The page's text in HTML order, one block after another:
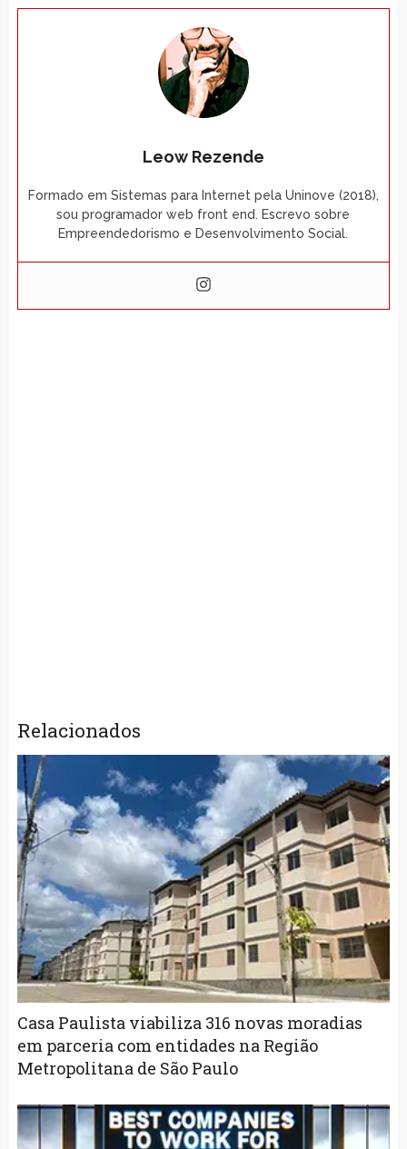
Leow Rezende
Formado em Sistemas para Internet pela Uninove (2018),
sou programador web front end. Escrevo sobre
Empreendedorismo e Desenvolvimento Social.
Relacionados
Casa Paulista viabiliza 316 novas moradias
em parceria com entidades na Região
Metropolitana de São Paulo